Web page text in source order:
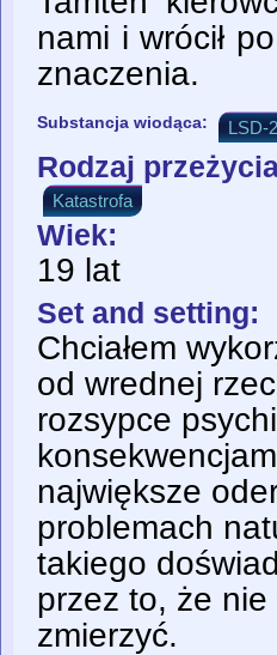
nami i wrócił
znaczenia.
Substancja wiodąca: LSD-
Rodzaj
Katastrofa
Wiek:
19 lat
Set and setting:
Chciałem
od wrednej
rozsypce
największe
problemach
takiego
przez to, że nie
zmierzyć.